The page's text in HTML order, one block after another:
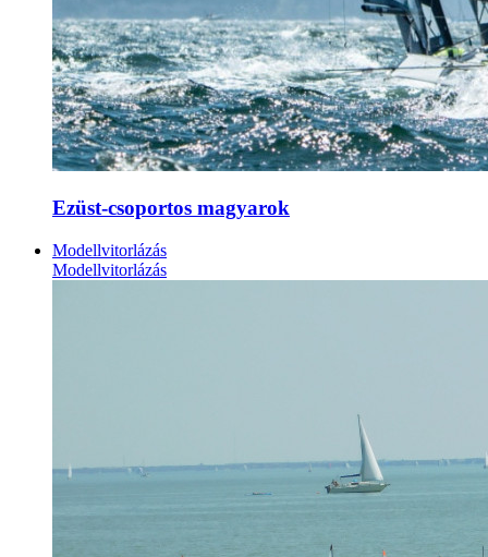
Ezüst-csoportos magyarok
Modellvitorlázás
Modellvitorlázás